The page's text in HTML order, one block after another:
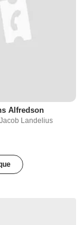
Alfredson
Landelius